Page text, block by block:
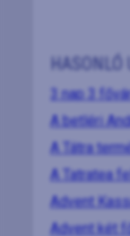
HASONLÓ
3 nap 3
A betléri
A Tátra
A Tatratea
Advent
Advent két